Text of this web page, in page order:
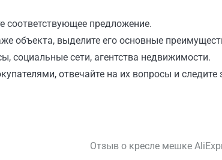
соответствующее предложение.
объекта, выделите его основные
социальные сети, агентства недвижимости.
отвечайте на их вопросы и следите
Отзыв о кресле мешке